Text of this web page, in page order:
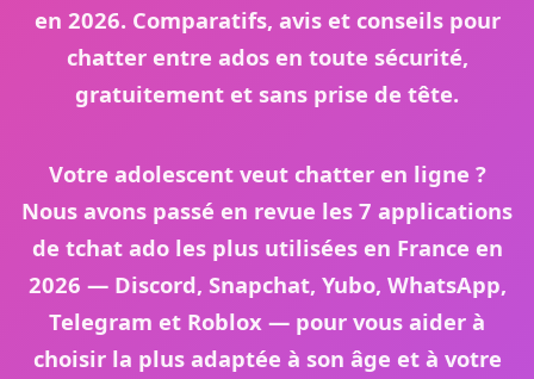
en 2026. Comparatifs, avis et conseils pour
chatter entre adosen toute sécurité,
gratuitement et sans prise de tête.
Votre adolescent veut chatter en ligne ?
Nous avons passé en revue les 7 applications
de tchat adoles plus utilisées en France en
2026 — Discord, Snapchat, Yubo, WhatsApp,
Telegram et Roblox — pour vous aider à
choisir la plus adaptée à son âge et à votre